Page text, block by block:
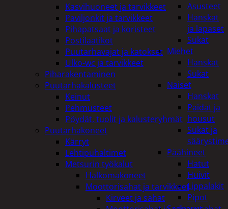
Asusteet
Hanskat
ja lapaset
Sukat
Miehet
Hanskat
Sukat
Naiset
Hanskat
Paidat ja
housut
Sukat ja
Päähineet
Hatut
Huivit
Lippalakit
Pipot
Kasvihuoneet ja tarvikkeet
Paviljonkit ja tarvikkeet
Pihapatsaat ja koristeet
Postilaatikot
Puutarhavajat ja katokset
Ulko-wc ja tarvikkeet
Piharakentaminen
Puutarhakalusteet
Keinut
Pehmusteet
Pöydät, tuolit ja kalusteryhmät
Puutarhakoneet
Kärryt
Lehtipuhaltimet
Metsurin työkalut
Halkomakoneet
Moottorisahat ja tarvikkeet
Kirveet ja sahat